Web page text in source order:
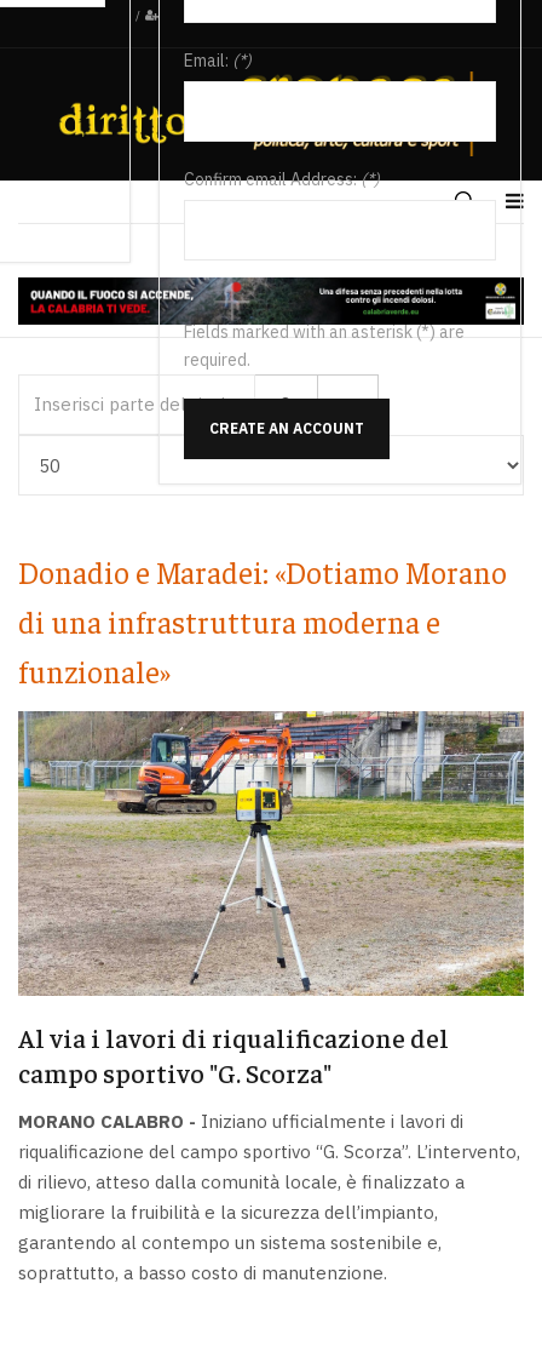
/
Email: (*)
Confirm email Address:(*)
Fields marked with an asterisk (*) are
required.
CREATE AN ACCOUNT
Donadio e Maradei: «Dotiamo Morano
di una infrastruttura moderna e
funzionale»
Al via i lavori di riqualificazione del
campo sportivo "G. Scorza"
MORANO CALABRO - Iniziano ufficialmente i lavori di
riqualificazione del campo sportivo “G. Scorza”. L’intervento,
di rilievo, atteso dalla comunità locale, è finalizzato a
migliorare la fruibilità e la sicurezza dell’impianto,
garantendo al contempo un sistema sostenibile e,
soprattutto, a basso costo di manutenzione.